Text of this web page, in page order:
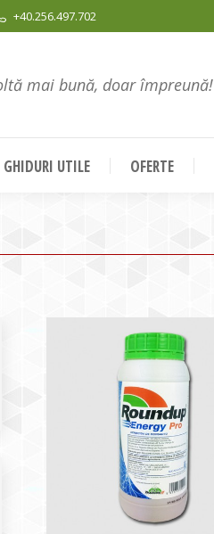
+40.256.497.702
mai bună, doar împreună!
GHIDURI UTILE OFERTE